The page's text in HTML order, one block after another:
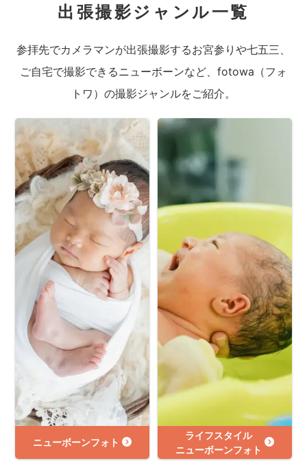
出張撮影ジャンル一覧
参拝先でカメラマンが出張撮影するお宮参りや七五三、
ご自宅で撮影できるニューボーンなど、fotowa（フォ
トワ）の撮影ジャンルをご紹介。
ニューボーンフォト
ライフスタイル
ニューボーンフォト